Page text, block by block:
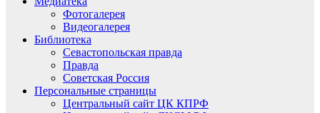
Фотогалерея
Видеогалерея
Библиотека
Севастопольская правда
Правда
Советская Россия
Персональные страницы
Центральный сайт ЦК КПРФ